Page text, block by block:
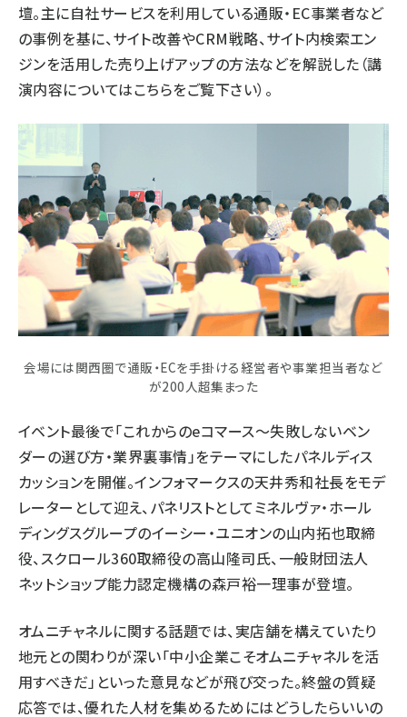
壇。主に自社サービスを利用している通販・EC事業者など
の事例を基に、サイト改善やCRM戦略、サイト内検索エン
ジンを活用した売り上げアップの方法などを解説した（講
演内容についてはこちらをご覧下さい）。
会場には関西圏で通販・ECを手掛ける経営者や事業担当者など
が200人超集まった
イベント最後で「これからのeコマース～失敗しないベン
ダーの選び方・業界裏事情」をテーマにしたパネルディス
カッションを開催。インフォマークスの天井秀和社長をモデ
レーターとして迎え、パネリストとしてミネルヴァ・ホール
ディングスグループのイーシー・ユニオンの山内拓也取締
役、スクロール360取締役の高山隆司氏、一般財団法人
ネットショップ能力認定機構の森戸裕一理事が登壇。
オムニチャネルに関する話題では、実店舗を構えていたり
地元との関わりが深い「中小企業こそオムニチャネルを活
用すべきだ」といった意見などが飛び交った。終盤の質疑
応答では、優れた人材を集めるためにはどうしたらいいの